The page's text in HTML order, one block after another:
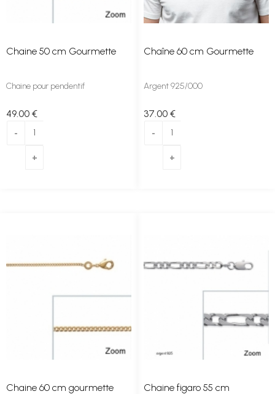
Chaine 50 cm Gourmette
Chaine pour pendentif
49.00 €
Chaîne 60 cm Gourmette
Argent 925/000
37 .00 €
Chaine 60 cm gourmette Chaine figaro 55 cm